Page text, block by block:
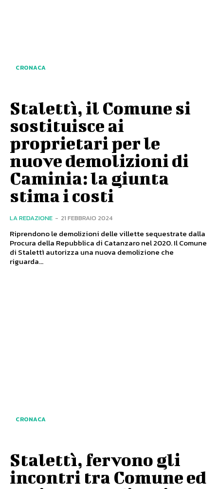
CRONACA
Stalettì, il Comune si
sostituisce ai
proprietari per le
nuove demolizioni di
Caminia: la giunta
stima i costi
LA REDAZIONE - 21 FEBBRAIO 2024
Riprendono le demolizioni delle villette sequestrate dalla
Procura della Repubblica di Catanzaro nel 2020. Il Comune
di Stalettì autorizza una nuova demolizione che
riguarda...
CRONACA
Stalettì, fervono gli
incontri tra Comune ed